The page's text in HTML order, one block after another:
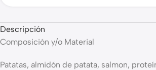
Descripción
Composición y/o Material
Patatas, almidón de patata, salmon,